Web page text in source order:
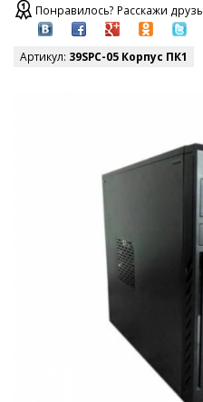
Понравилось? Расскажи
Артикул: 39SPC-05 Корпус ПК1